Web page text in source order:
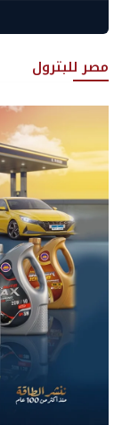
مصر للبترول